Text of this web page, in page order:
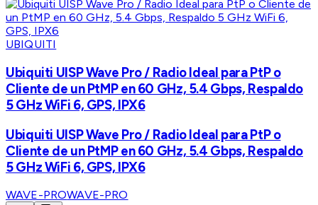
UBIQUITI
Ubiquiti UISP Wave Pro / Radio Ideal para PtP o
Cliente de un PtMP en 60 GHz, 5.4 Gbps, Respaldo
5 GHz WiFi 6, GPS, IPX6
Ubiquiti UISP Wave Pro / Radio Ideal para PtP o
Cliente de un PtMP en 60 GHz, 5.4 Gbps, Respaldo
5 GHz WiFi 6, GPS, IPX6
WAVE-PROWAVE-PRO